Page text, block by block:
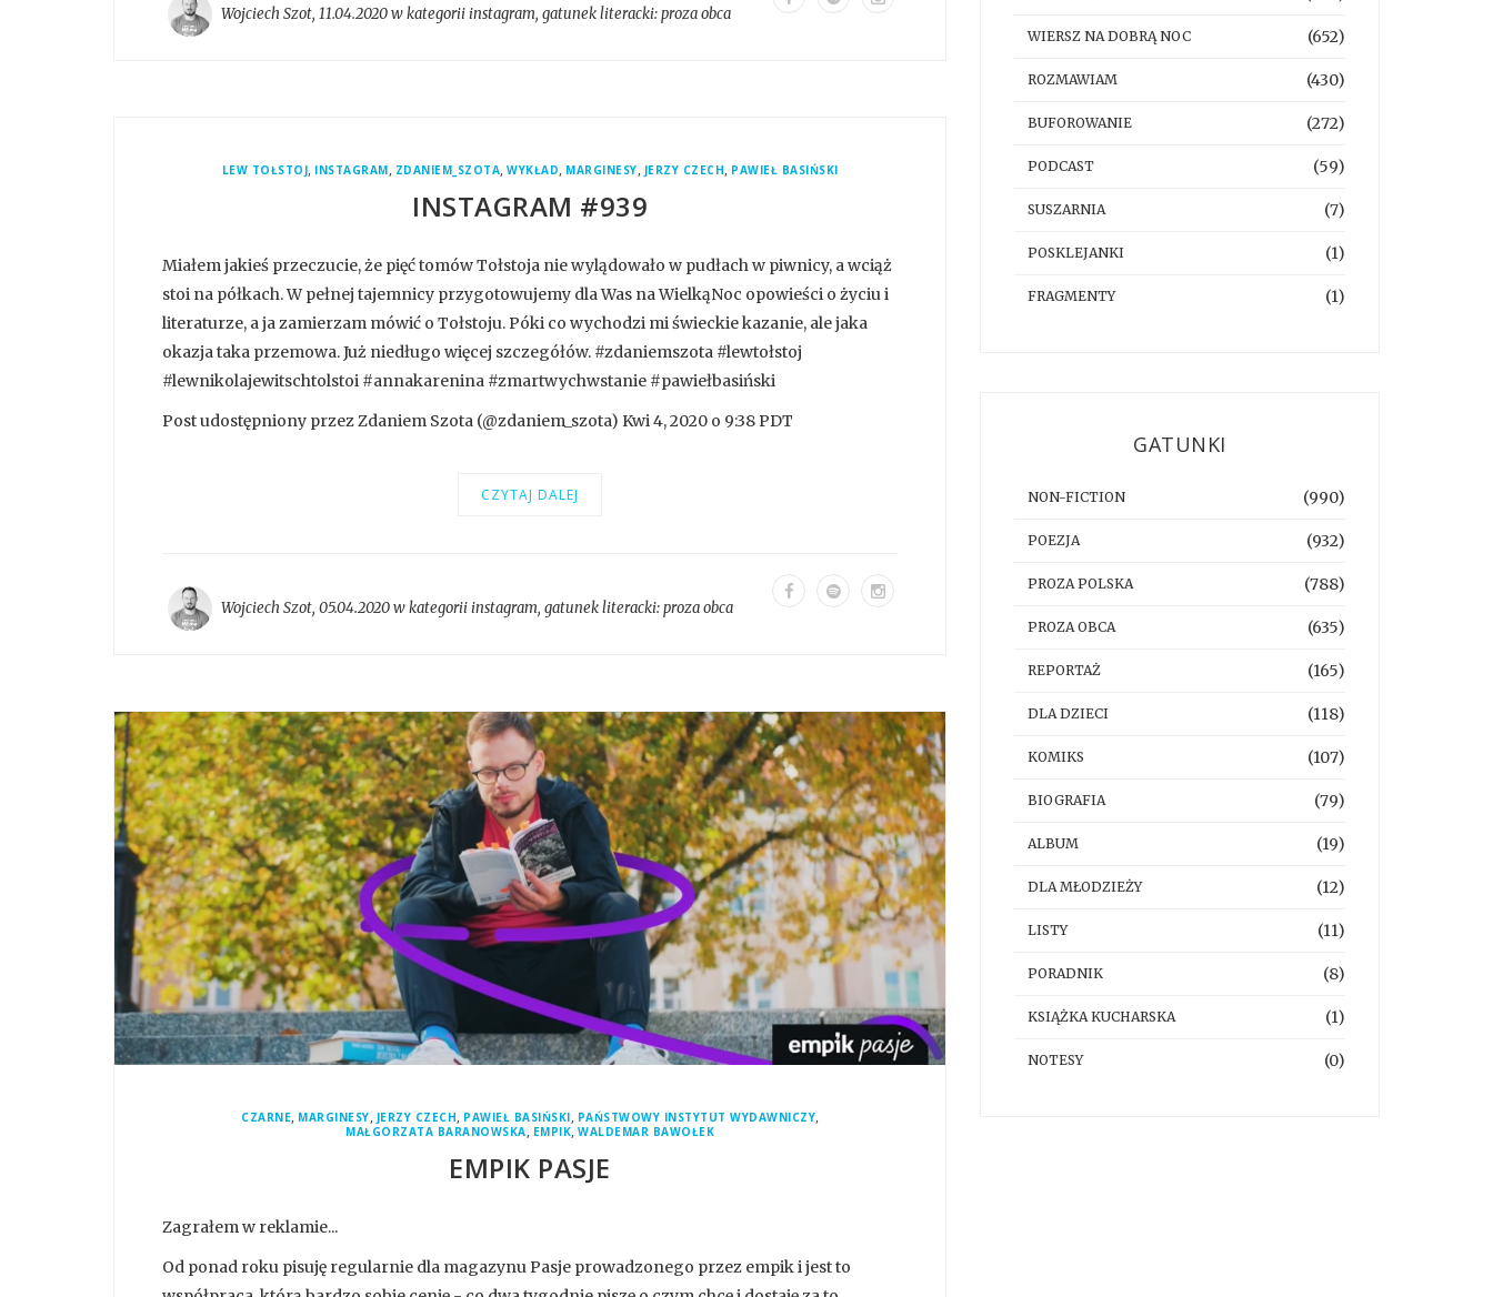
Wojciech Szot, 11.04.2020 w kategoriiinstagram, gatunek literacki:proza obca
LEW TOŁSTOJ, INSTAGRAM, ZDANIEM_SZOTA, WYKŁAD, MARGINESY, JERZY CZECH, PAWIEŁ BASIŃSKI
INSTAGRAM #939
Miałem jakieś przeczucie, że pięć tomów Tołstoja nie wylądowało w pudłach w piwnicy, a wciąż
stoi na półkach. W pełnej tajemnicy przygotowujemy dla Was na WielkąNoc opowieści o życiu i
literaturze, a ja zamierzam mówić o Tołstoju. Póki co wychodzi mi świeckie kazanie, ale jaka
okazja taka przemowa. Już niedługo więcej szczegółów. #zdaniemszota #lewtołstoj
#lewnikolajewitschtolstoi #annakarenina #zmartwychwstanie #pawiełbasiński
Post udostępniony przez Zdaniem Szota (@zdaniem_szota) Kwi 4, 2020 o 9:38 PDT
CZYTAJ DALEJ
Wojciech Szot, 05.04.2020 w kategoriiinstagram, gatunek literacki:proza obca
CZARNE, MARGINESY, JERZY CZECH, PAWIEŁ BASIŃSKI, PAŃSTWOWY INSTYTUT WYDAWNICZY,
MAŁGORZATA BARANOWSKA, EMPIK, WALDEMAR BAWOŁEK
EMPIK PASJE
Zagrałem w reklamie...
Od ponad roku pisuję regularnie dla magazynu Pasje prowadzonego przez empik i jest to
WIERSZ NA DOBRĄ NOC (652)
ROZMAWIAM (430)
BUFOROWANIE (272)
PODCAST (59)
SUSZARNIA (7)
POSKLEJANKI (1)
FRAGMENTY (1)
GATUNKI
NON-FICTION (990)
POEZJA (932)
PROZA POLSKA (788)
PROZA OBCA (635)
REPORTAŻ (165)
DLA DZIECI (118)
KOMIKS (107)
BIOGRAFIA (79)
ALBUM (19)
DLA MŁODZIEŻY (12)
LISTY (11)
PORADNIK (8)
KSIĄŻKA KUCHARSKA (1)
NOTESY (0)